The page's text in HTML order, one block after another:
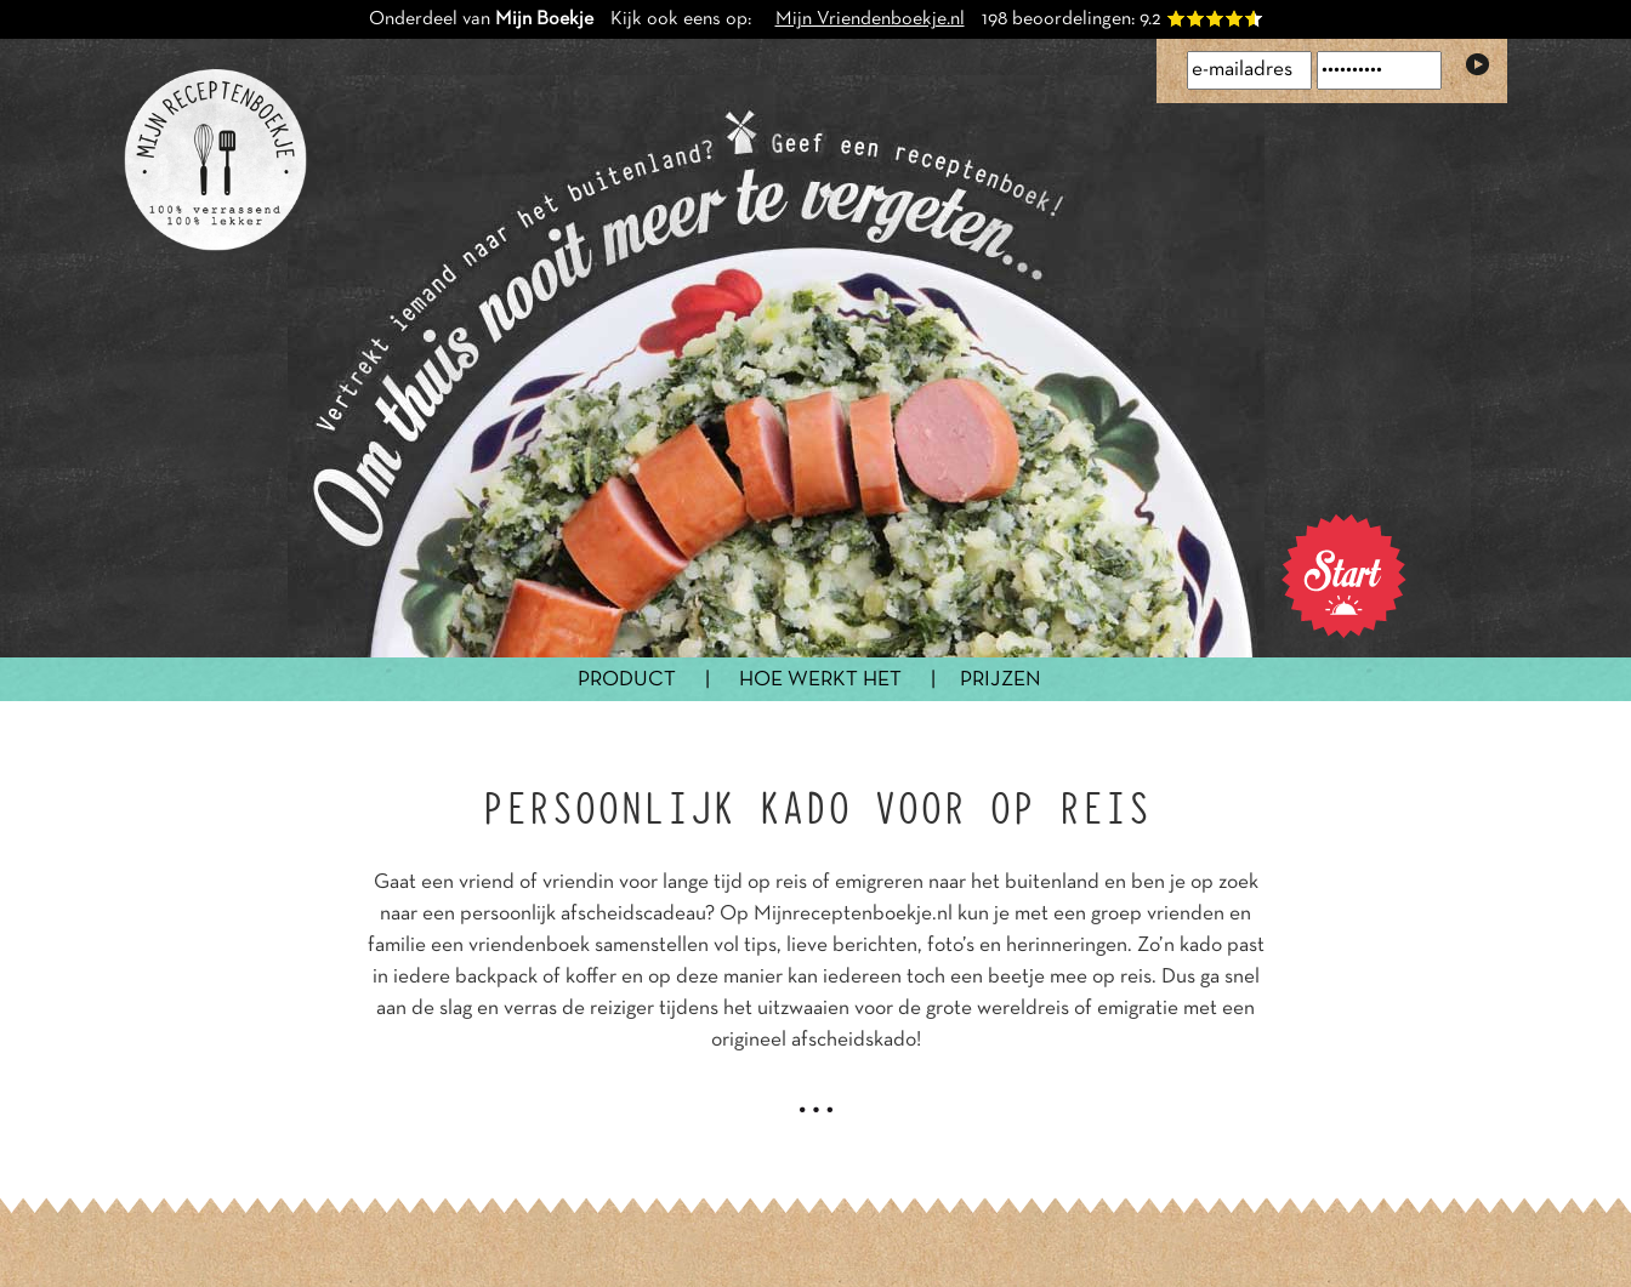
Onderdeel van Mijn BoekjeKijk ook eens op: Mijn Vriendenboekje.nl 198beoordelingen: 9.2
PRODUCT HOE WERKT HET PRIJZEN
PERSOONLIJK KADO VOOR OP REIS
Gaat een vriend of vriendin voor lange tijd op reis of emigreren naar het buitenland en ben je op zoek
naar een persoonlijk afscheidscadeau? Op Mijnreceptenboekje.nl kun je met een groep vrienden en
familie een vriendenboek samenstellen vol tips, lieve berichten, foto’s en herinneringen. Zo’n kado past
in iedere backpack of koffer en op deze manier kan iedereen toch een beetje mee op reis. Dus ga snel
aan de slag en verras de reiziger tijdens het uitzwaaien voor de grote wereldreis of emigratie met een
origineel afscheidskado!